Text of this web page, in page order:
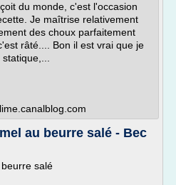
du monde, c'est l'occasion
Je maîtrise relativement
des choux parfaitement
râté.... Bon il est vrai que je
au beurre salé - Bec
salé